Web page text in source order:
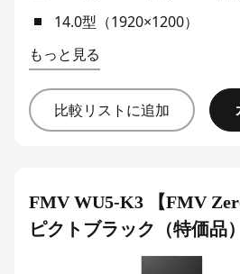
14.0型（1920×1200）
もっと見る
比較リストに追加
FMV WU5-K3 【FMV
ピクトブラック（特価品）